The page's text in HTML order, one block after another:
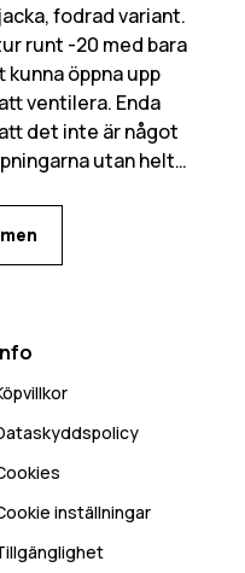
fodrad variant.
runt -20 med bara
öppna upp
ventilera. Enda
det inte är något
utan helt
på behov.
inställningar